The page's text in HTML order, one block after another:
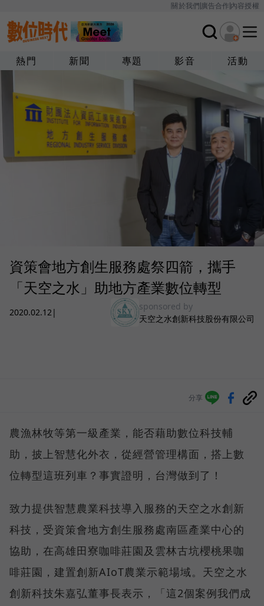
關於我們廣告合作內容授權
熱門 新聞 專題 影音 活動
資策會地方創生服務處祭四箭，攜手
「天空之水」助地方產業數位轉型
2020.02.12|
sponsored by
天空之水創新科技股份有限公司
分享
農漁林牧等第一級產業，能否藉助數位科技輔
助，披上智慧化外衣，從經營管理構面，搭上數
位轉型這班列車？事實證明，台灣做到了！
致力提供智慧農業科技導入服務的天空之水創新
科技，受資策會地方創生服務處南區產業中心的
協助，在高雄田寮咖啡莊園及雲林古坑櫻桃果咖
啡莊園，建置創新AIoT農業示範場域。天空之水
創新科技朱嘉弘董事長表示，「這2個案例我們成